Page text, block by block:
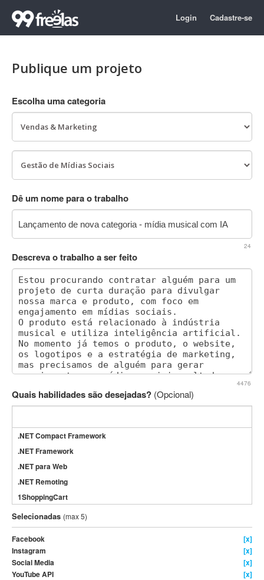
Login Cadastre-se
Publique um projeto
Escolha uma categoria
Dê um nome para o trabalho
24
Descreva o trabalho a ser feito
4476
Quais habilidades são desejadas? (Opcional)
.NET Compact Framework
.NET Framework
.NET para Web
.NET Remoting
1ShoppingCart
3DS Max
3GSM
4D Dimension
802.11
A&P
Selecionadas (max 5)
Facebook
[x]
Instagram
[x]
Social Media
[x]
YouTube API
[x]